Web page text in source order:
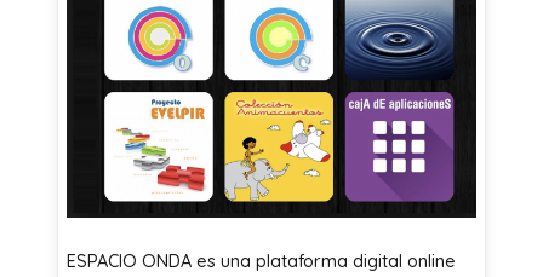
ESPACIO ONDA es una plataforma digital online